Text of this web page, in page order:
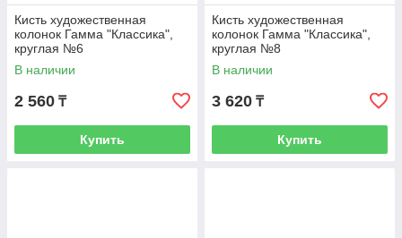
Кисть художественная
колонок Гамма "Классика",
круглая №6
В наличии
2 560 ₸
Купить
Кисть художественная
колонок Гамма "Классика",
круглая №8
В наличии
3 620 ₸
Купить